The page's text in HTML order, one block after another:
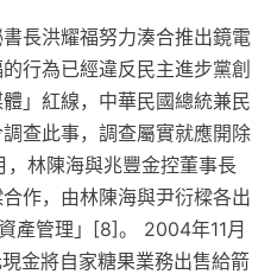
長洪耀福努力湊合推出鏡電
行為已經違反民主進步黨創
」紅線，中華民國總統兼民
查此事，調查屬實就應開除
林陳海與兆豐金控董事長
作，由林陳海與尹衍樑各出
產管理」[8]。 2004年11月
金將自家糖果業務出售給箭